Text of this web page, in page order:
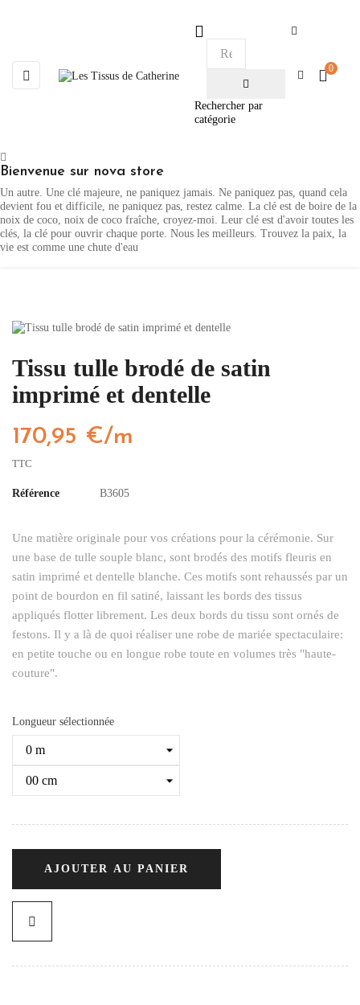
Basculer
la
☰

Rechercher par
catégorie
0
Bienvenue sur nova store
Un autre. Une clé majeure, ne paniquez jamais. Ne paniquez pas, quand cela
devient fou et difficile, ne paniquez pas, restez calme. La clé est de boire de la
noix de coco, noix de coco fraîche, croyez-moi. Leur clé est d'avoir toutes les
clés, la clé pour ouvrir chaque porte. Nous les meilleurs. Trouvez la paix, la
vie est comme une chute d'eau
Tissu tulle brodé de satin
imprimé et dentelle
170,95 €/m
TTC
Référence B3605
Une matière originale pour vos créations pour la cérémonie. Sur
une base de tulle souple blanc, sont brodés des motifs fleuris en
satin imprimé et dentelle blanche. Ces motifs sont rehaussés par un
point de bourdon en fil satiné, laissant les bords des tissus
appliqués flotter librement. Les deux bords du tissu sont ornés de
festons. Il y a là de quoi réaliser une robe de mariée spectaculaire:
en petite touche ou en longue robe toute en volumes très "haute-
couture".
Longueur sélectionnée
AJOUTER AU PANIER